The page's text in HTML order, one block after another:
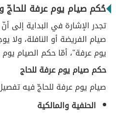
حُكم صيام يوم عرفة للحاجّ
تجدر الإشارة في البداية إلى
صيام الفريضة أو النافلة،
يوم عرفة"، أمّا حكم الصيام
حكم صيام يوم عرفة للحاج
صيام يوم عرفة للحاجّ فيه
الحنفية والمالكية